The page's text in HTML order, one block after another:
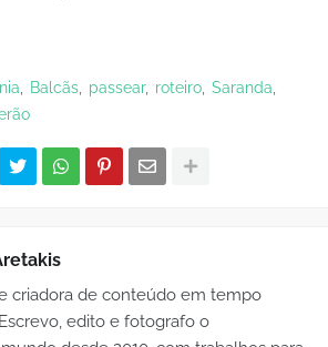
Balcãs passear roteiro Saranda
criadora de conteúdo em tempo
edito e fotografo o